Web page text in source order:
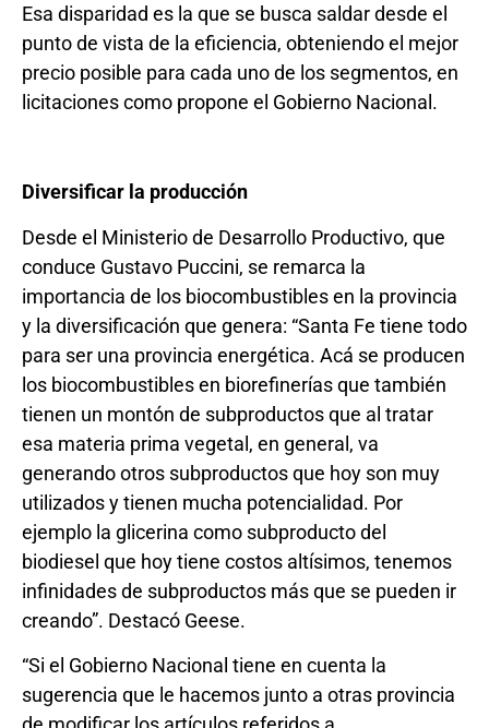
Esa disparidad es la que se busca saldar desde el
punto de vista de la eficiencia, obteniendo el mejor
precio posible para cada uno de los segmentos, en
licitaciones como propone el Gobierno Nacional.
Diversificar la producción
Desde el Ministerio de Desarrollo Productivo, que
conduce Gustavo Puccini, se remarca la
importancia de los biocombustibles en la provincia
y la diversificación que genera: “Santa Fe tiene todo
para ser una provincia energética. Acá se producen
los biocombustibles en biorefinerías que también
tienen un montón de subproductos que al tratar
esa materia prima vegetal, en general, va
generando otros subproductos que hoy son muy
utilizados y tienen mucha potencialidad. Por
ejemplo la glicerina como subproducto del
biodiesel que hoy tiene costos altísimos, tenemos
infinidades de subproductos más que se pueden ir
creando”. Destacó Geese.
“Si el Gobierno Nacional tiene en cuenta la
sugerencia que le hacemos junto a otras provincia